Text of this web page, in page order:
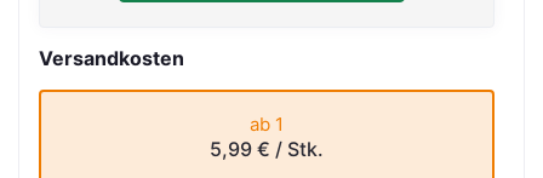
Versandkosten
ab 1
5,99 € / Stk.